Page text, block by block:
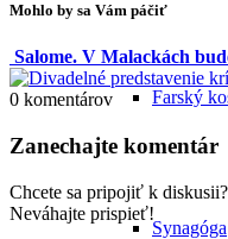
Farský
Synagóga
Mohlo by sa Vám páčiť
Salome. V Malackách
0 komentárov
Zanechajte komentár
Chcete sa pripojiť k diskusii?
Neváhajte prispieť!